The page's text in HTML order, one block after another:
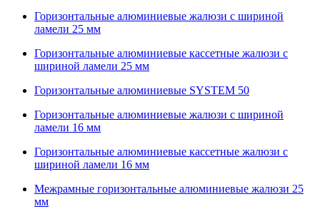
Горизонтальные алюминиевые жалюзи с шириной
ламели 25 мм
Горизонтальные алюминиевые кассетные жалюзи с
шириной ламели 25 мм
Горизонтальные алюминиевые SYSTEM 50
Горизонтальные алюминиевые жалюзи с шириной
ламели 16 мм
Горизонтальные алюминиевые кассетные жалюзи с
шириной ламели 16 мм
Межрамные горизонтальные алюминиевые жалюзи 25
мм